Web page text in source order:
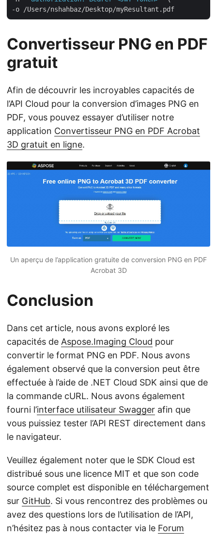
Convertisseur PNG en PDF
gratuit
Afin de découvrir les incroyables capacités de
l’API Cloud pour la conversion d’images PNG en
PDF, vous pouvez essayer d’utiliser notre
application Convertisseur PNG en PDF Acrobat
3D gratuit en ligne.
Un aperçu de l’application gratuite de conversion PNG en PDF
Acrobat 3D
Conclusion
Dans cet article, nous avons exploré les
capacités de Aspose.Imaging Cloud pour
convertir le format PNG en PDF. Nous avons
également observé que la conversion peut être
effectuée à l’aide de .NET Cloud SDK ainsi que de
la commande cURL. Nous avons également
fourni l’interface utilisateur Swagger afin que
vous puissiez tester l’API REST directement dans
le navigateur.
Veuillez également noter que le SDK Cloud est
distribué sous une licence MIT et que son code
source complet est disponible en téléchargement
sur GitHub. Si vous rencontrez des problèmes ou
avez des questions lors de l’utilisation de l’API,
n’hésitez pas à nous contacter via le Forum